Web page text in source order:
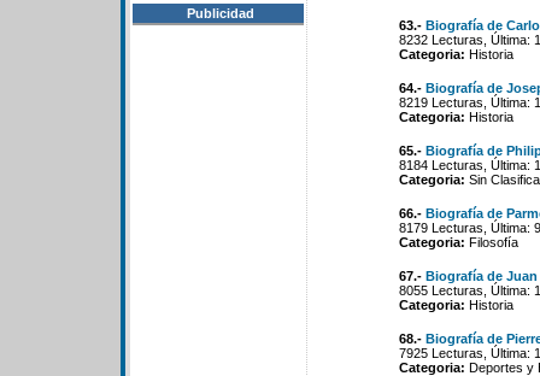
Publicidad
63.- Biografía de
8232 Lecturas, Última:
Categoria: Historia
64.- Biografía de
8219 Lecturas, Última:
Categoria: Historia
65.- Biografía de
8184 Lecturas, Última:
Categoria: Sin
66.- Biografía de
8179 Lecturas, Última:
Categoria: Filosofía
67.- Biografía de Juan
8055 Lecturas, Última:
Categoria: Historia
68.- Biografía de
7925 Lecturas, Última:
Categoria: Deportes y